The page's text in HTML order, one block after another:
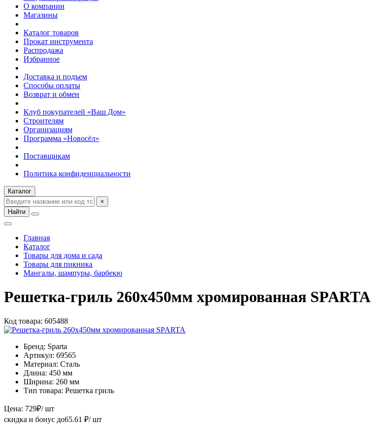
О компании
Магазины
Каталог товаров
Прокат инструмента
Распродажа
Избранное
Доставка и подъем
Способы оплаты
Возврат и обмен
Клуб покупателей «Ваш Дом»
Строителям
Организациям
Программа «Новосёл»
Поставщикам
Политика конфиденциальности
Каталог
×
Найти
Главная
Каталог
Товары для дома и сада
Товары для пикника
Мангалы, шампуры, барбекю
Решетка-гриль 260х450мм хромированная SPARTA
Код товара: 605488
Бренд: Sparta
Артикул: 69565
Материал: Сталь
Длина: 450 мм
Ширина: 260 мм
Тип товара: Решетка гриль
Цена: 729₽/ шт
скидка и бонус до65.61 ₽/ шт